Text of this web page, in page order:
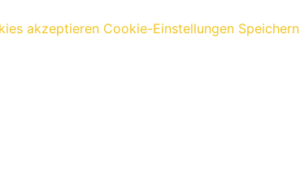
akzeptieren Cookie-Einstellungen Speichern